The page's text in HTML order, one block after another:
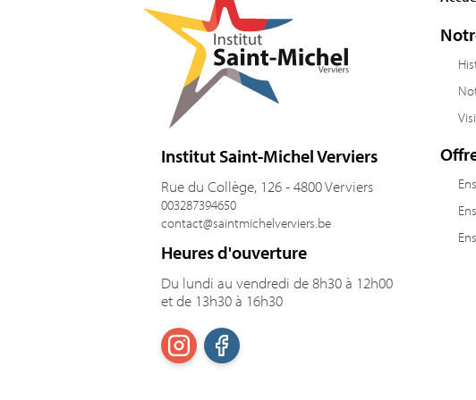
Institut Saint-Michel Verviers
Rue du Collège, 126 - 4800 Verviers
003287394650
contact@saintmichelverviers.be
Heures d'ouverture
Du lundi au vendredi de 8h30 à 12h00
et de 13h30 à 16h30